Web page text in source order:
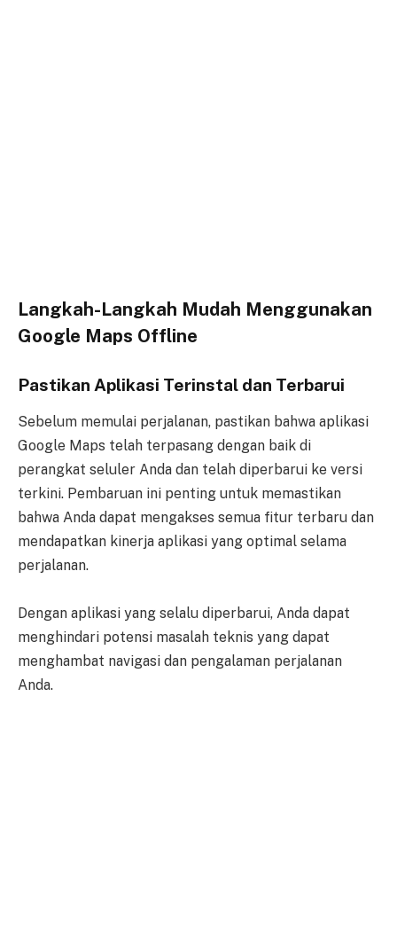
Langkah-Langkah Mudah Menggunakan
Google Maps Offline
Pastikan Aplikasi Terinstal dan Terbarui
Sebelum memulai perjalanan, pastikan bahwa aplikasi
Google Maps telah terpasang dengan baik di
perangkat seluler Anda dan telah diperbarui ke versi
terkini. Pembaruan ini penting untuk memastikan
bahwa Anda dapat mengakses semua fitur terbaru dan
mendapatkan kinerja aplikasi yang optimal selama
perjalanan.
Dengan aplikasi yang selalu diperbarui, Anda dapat
menghindari potensi masalah teknis yang dapat
menghambat navigasi dan pengalaman perjalanan
Anda.